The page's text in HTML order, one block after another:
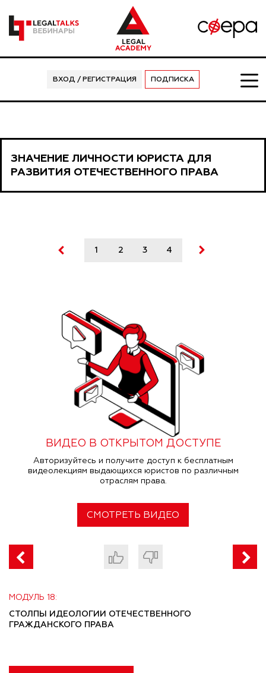
ВХОД / РЕГИСТРАЦИЯ ПОДПИСКА
ЗНАЧЕНИЕ ЛИЧНОСТИ ЮРИСТА ДЛЯ
РАЗВИТИЯ ОТЕЧЕСТВЕННОГО ПРАВА
1 2 3 4
ВИДЕО В ОТКРЫТОМ ДОСТУПЕ
Авторизуйтесь и получите доступ к бесплатным
видеолекциям выдающихся юристов по различным
отраслям права.
СМОТРЕТЬ ВИДЕО
МОДУЛЬ 18:
СТОЛПЫ ИДЕОЛОГИИ ОТЕЧЕСТВЕННОГО
ГРАЖДАНСКОГО ПРАВА